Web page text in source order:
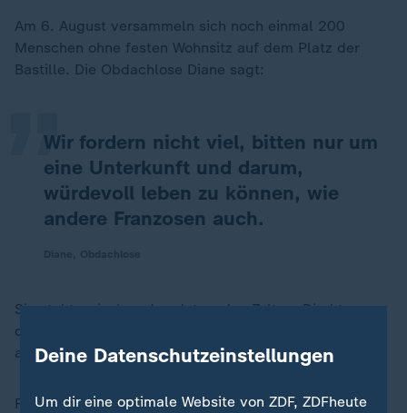
Am 6. August versammeln sich noch einmal 200
Menschen ohne festen Wohnsitz auf dem Platz der
Bastille. Die Obdachlose Diane sagt:
Wir fordern nicht viel, bitten nur um
eine Unterkunft und darum,
würdevoll leben zu können, wie
andere Franzosen auch.
„
Sie steht zwischen den dutzenden Zelten. Direkt
daneben posieren Touris mit den für Fotos
aufgestellten Olympischen Ringen.
Für wenige Stunden gehören die Zelte wieder zum
Deine Datenschutzeinstellungen
Um dir eine optimale Website von ZDF, ZDFheute